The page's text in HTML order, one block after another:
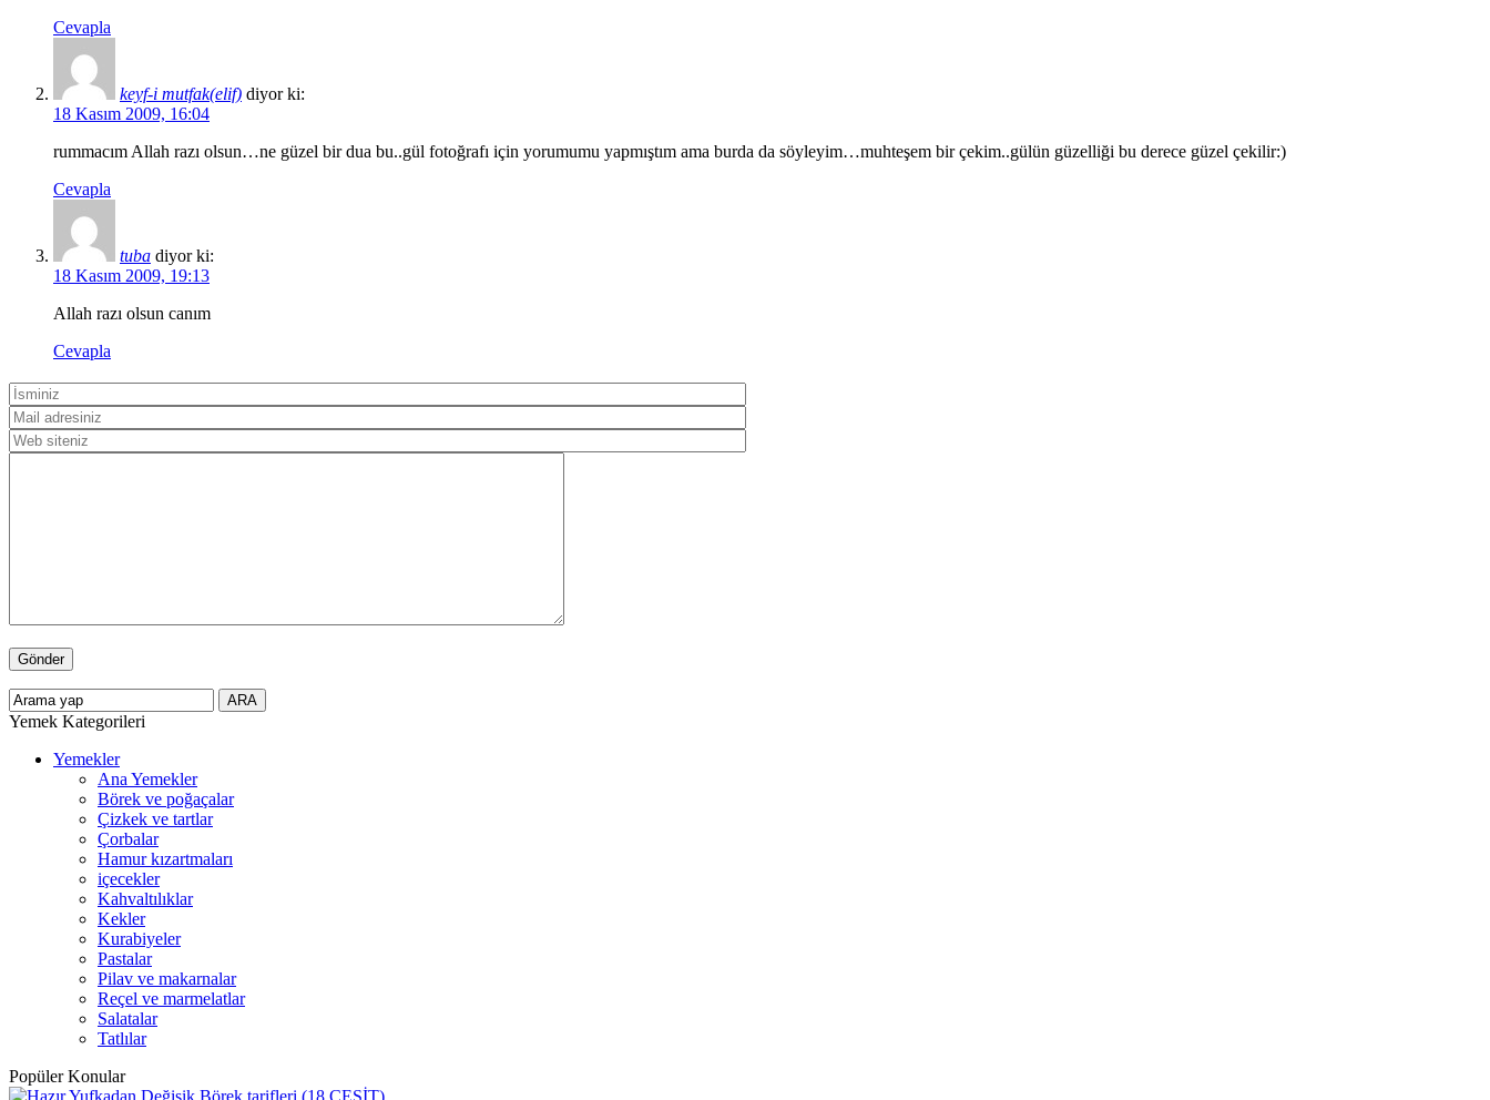
Cevapla
keyf-i mutfak(elif) diyor ki:
18 Kasım 2009, 16:04
rummacım Allah razı olsun…ne güzel bir dua bu..gül fotoğrafı için yorumumu yapmıştım ama burda da söyleyim…muhteşem bir çekim..gülün güzelliği bu derece güzel çekilir:)
Cevapla
tuba diyor ki:
18 Kasım 2009, 19:13
Allah razı olsun canım
Cevapla
Yemek Kategorileri
Yemekler
Ana Yemekler
Börek ve poğaçalar
Çizkek ve tartlar
Çorbalar
Hamur kızartmaları
içecekler
Kahvaltılıklar
Kekler
Kurabiyeler
Pastalar
Pilav ve makarnalar
Reçel ve marmelatlar
Salatalar
Tatlılar
Popüler Konular